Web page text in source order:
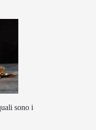
sono i